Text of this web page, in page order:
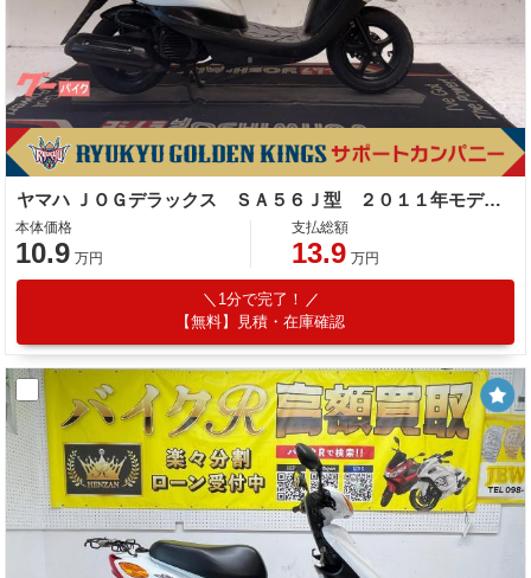
ヤマハ ＪＯＧデラックス ＳＡ５６Ｊ型 ２０１１年モデル 純正スクリーン・ＢＯＸ・カゴ・リアキャリア
本体価格
10.9 万円
支払総額
13.9 万円
1分で完了！
【無料】見積・在庫確認